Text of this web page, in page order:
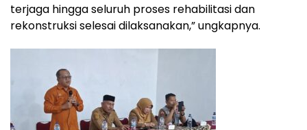
terjaga hingga seluruh proses rehabilitasi dan
rekonstruksi selesai dilaksanakan,” ungkapnya.